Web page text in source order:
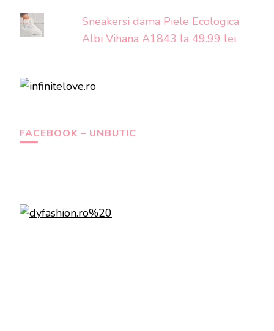
Sneakersi dama Piele Ecologica
Albi Vihana A1843 la 49.99 lei
FACEBOOK – UNBUTIC